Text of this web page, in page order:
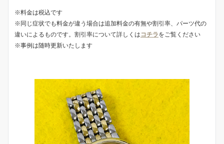
※料金は税込です
※同じ症状でも料金が違う場合は追加料金の有無や割引率、パーツ代の
違いによるものです。割引率について詳しくは コチラをご覧ください
※事例は随時更新いたします